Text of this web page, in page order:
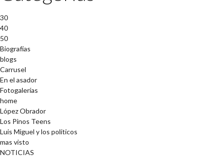
30
40
50
Biografías
blogs
Carrusel
En el asador
Fotogalerías
home
López Obrador
Los Pinos Teens
Luis Miguel y los políticos
mas visto
NOTICIAS